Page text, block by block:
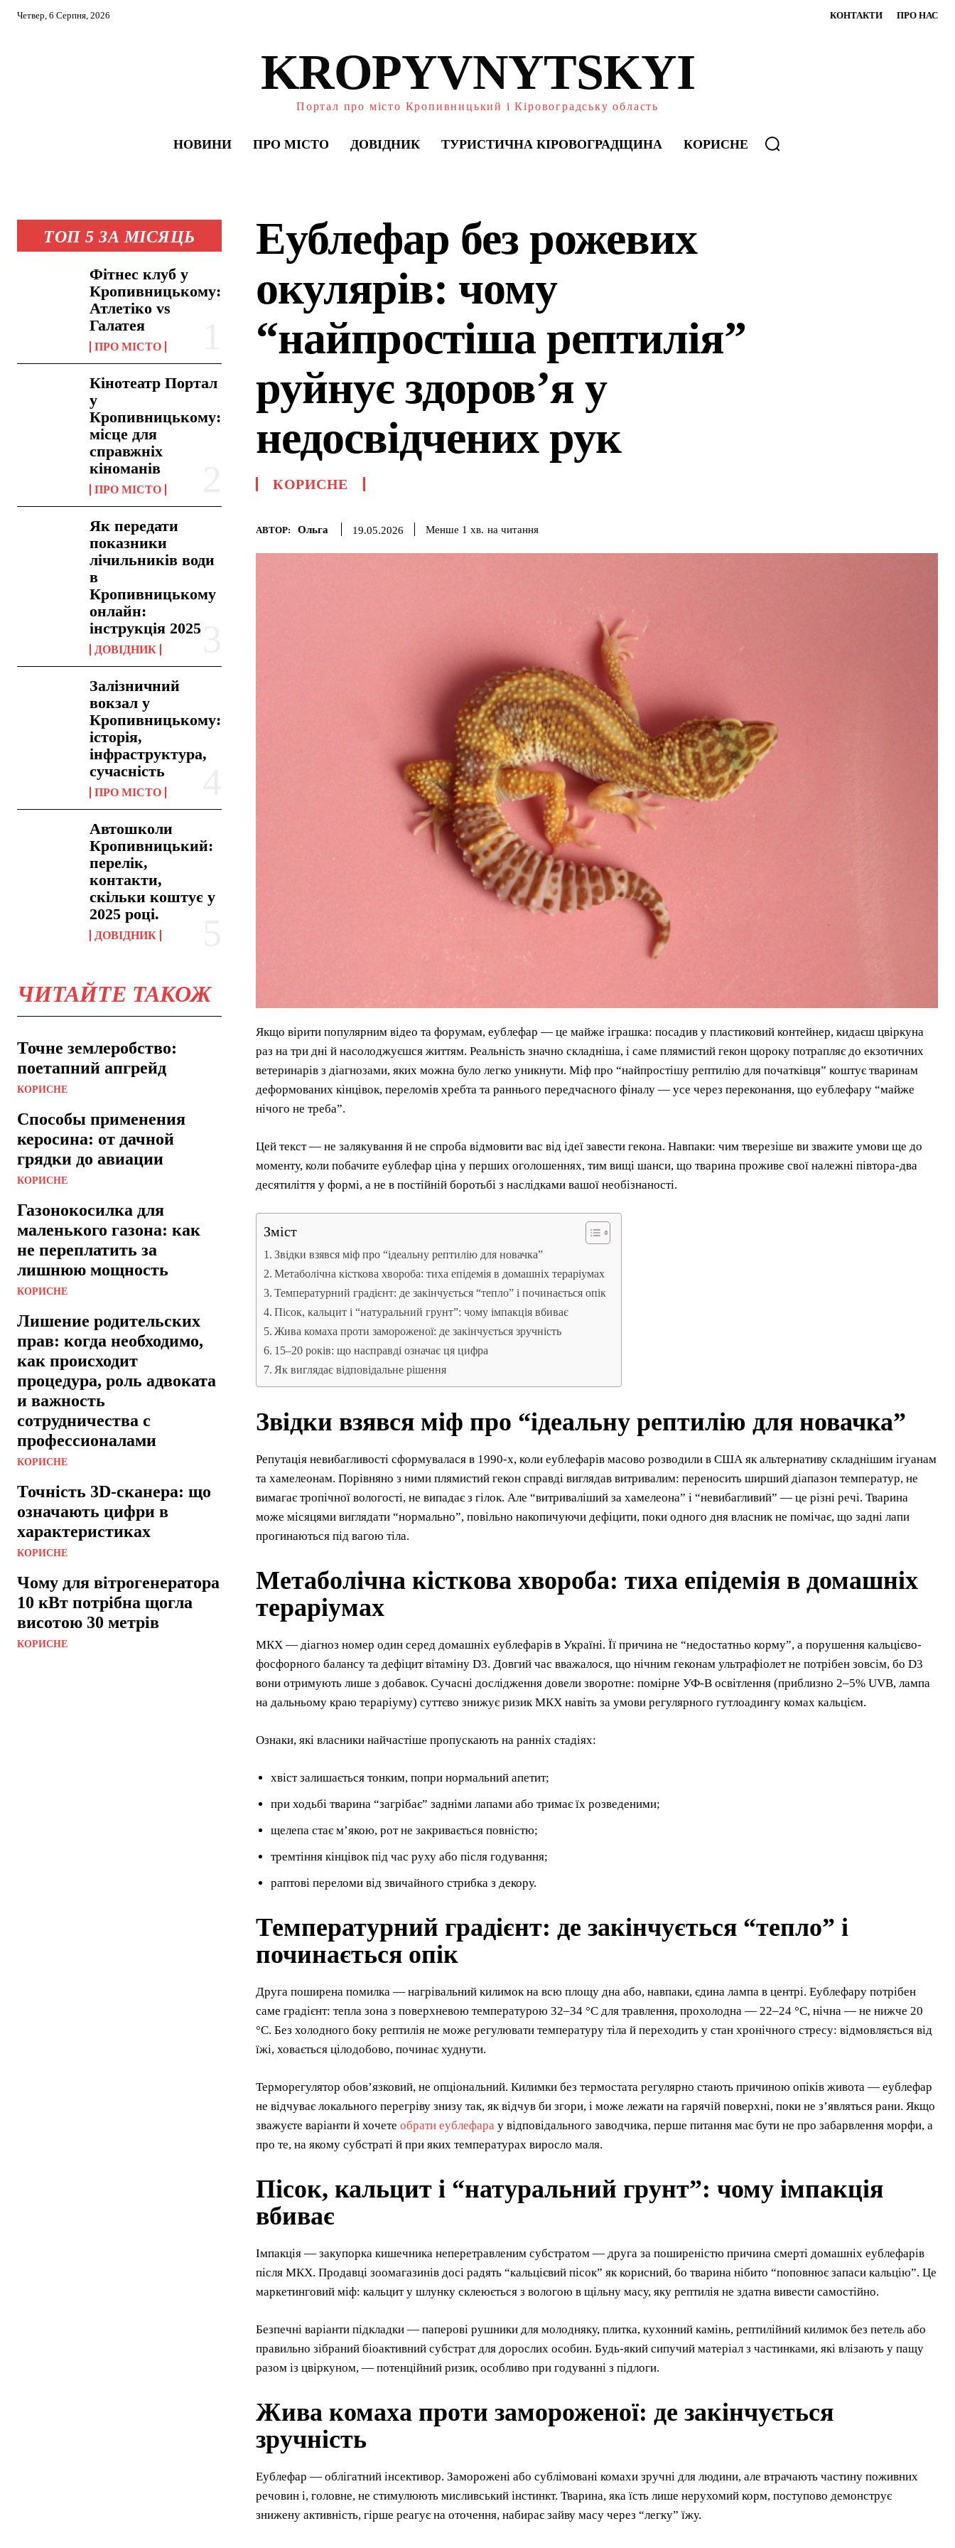
Четвер, 6 Серпня, 2026 КОНТАКТИ ПРО НАС
KROPYVNYTSKYI
Портал про місто Кропивницький і Кіровоградську область
НОВИНИ ПРО МІСТО ДОВІДНИК ТУРИСТИЧНА КІРОВОГРАДЩИНА КОРИСНЕ
ТОП 5 ЗА МІСЯЦЬ
Фітнес клуб у
Кропивницькому:
Атлетіко vs
Галатея
ПРО МІСТО
Кінотеатр Портал
у
Кропивницькому:
місце для
справжніх
кіноманів
ПРО МІСТО
Як передати
показники
лічильників води
в
Кропивницькому
онлайн:
інструкція 2025
ДОВІДНИК
Залізничний
вокзал у
Кропивницькому:
історія,
інфраструктура,
сучасність
ПРО МІСТО
Автошколи
Кропивницький:
перелік,
контакти,
скільки коштує у
2025 році.
ДОВІДНИК
ЧИТАЙТЕ ТАКОЖ
Точне землеробство:
поетапний апгрейд
КОРИСНЕ
Способы применения
керосина: от дачной
грядки до авиации
КОРИСНЕ
Газонокосилка для
маленького газона: как
не переплатить за
лишнюю мощность
КОРИСНЕ
Лишение родительских
прав: когда необходимо,
как происходит
процедура, роль адвоката
и важность
сотрудничества с
профессионалами
КОРИСНЕ
Точність 3D-сканера: що
означають цифри в
характеристиках
КОРИСНЕ
Чому для вітрогенератора
10 кВт потрібна щогла
висотою 30 метрів
КОРИСНЕ
Еублефар без рожевих
окулярів: чому
“найпростіша рептилія”
руйнує здоров’я у
недосвідчених рук
КОРИСНЕ
АВТОР: Ольга 19.05.2026 Менше 1 хв. на читання
Якщо вірити популярним відео та форумам, еублефар — це майже іграшка: посадив у пластиковий контейнер, кидаєш цвіркуна
раз на три дні й насолоджуєшся життям. Реальність значно складніша, і саме плямистий гекон щороку потрапляє до екзотичних
ветеринарів з діагнозами, яких можна було легко уникнути. Міф про “найпростішу рептилію для початківця” коштує тваринам
деформованих кінцівок, переломів хребта та раннього передчасного фіналу — усе через переконання, що еублефару “майже
нічого не треба”.
Цей текст — не залякування й не спроба відмовити вас від ідеї завести гекона. Навпаки: чим тверезіше ви зважите умови ще до
моменту, коли побачите еублефар ціна у перших оголошеннях, тим вищі шанси, що тварина проживе свої належні півтора-два
десятиліття у формі, а не в постійній боротьбі з наслідками вашої необізнаності.
Зміст
Звідки взявся міф про “ідеальну рептилію для новачка”
Метаболічна кісткова хвороба: тиха епідемія в домашніх тераріумах
Температурний градієнт: де закінчується “тепло” і починається опік
Пісок, кальцит і “натуральний грунт”: чому імпакція вбиває
Жива комаха проти замороженої: де закінчується зручність
15–20 років: що насправді означає ця цифра
Як виглядає відповідальне рішення
Звідки взявся міф про “ідеальну рептилію для новачка”
Репутація невибагливості сформувалася в 1990-х, коли еублефарів масово розводили в США як альтернативу складнішим ігуанам
та хамелеонам. Порівняно з ними плямистий гекон справді виглядав витривалим: переносить ширший діапазон температур, не
вимагає тропічної вологості, не випадає з гілок. Але “витриваліший за хамелеона” і “невибагливий” — це різні речі. Тварина
може місяцями виглядати “нормально”, повільно накопичуючи дефіцити, поки одного дня власник не помічає, що задні лапи
прогинаються під вагою тіла.
Метаболічна кісткова хвороба: тиха епідемія в домашніх
тераріумах
МКХ — діагноз номер один серед домашніх еублефарів в Україні. Її причина не “недостатньо корму”, а порушення кальцієво-
фосфорного балансу та дефіцит вітаміну D3. Довгий час вважалося, що нічним геконам ультрафіолет не потрібен зовсім, бо D3
вони отримують лише з добавок. Сучасні дослідження довели зворотне: помірне УФ-В освітлення (приблизно 2–5% UVB, лампа
на дальньому краю тераріуму) суттєво знижує ризик МКХ навіть за умови регулярного гутлоадингу комах кальцієм.
Ознаки, які власники найчастіше пропускають на ранніх стадіях:
хвіст залишається тонким, попри нормальний апетит;
при ходьбі тварина “загрібає” задніми лапами або тримає їх розведеними;
щелепа стає м’якою, рот не закривається повністю;
тремтіння кінцівок під час руху або після годування;
раптові переломи від звичайного стрибка з декору.
Температурний градієнт: де закінчується “тепло” і
починається опік
Друга поширена помилка — нагрівальний килимок на всю площу дна або, навпаки, єдина лампа в центрі. Еублефару потрібен
саме градієнт: тепла зона з поверхневою температурою 32–34 °C для травлення, прохолодна — 22–24 °C, нічна — не нижче 20
°C. Без холодного боку рептилія не може регулювати температуру тіла й переходить у стан хронічного стресу: відмовляється від
їжі, ховається цілодобово, починає худнути.
Терморегулятор обов’язковий, не опціональний. Килимки без термостата регулярно стають причиною опіків живота — еублефар
не відчуває локального перегріву знизу так, як відчув би згори, і може лежати на гарячій поверхні, поки не з’являться рани. Якщо
зважуєте варіанти й хочете обрати еублефара у відповідального заводчика, перше питання має бути не про забарвлення морфи, а
про те, на якому субстраті й при яких температурах виросло маля.
Пісок, кальцит і “натуральний грунт”: чому імпакція
вбиває
Імпакція — закупорка кишечника неперетравленим субстратом — друга за поширеністю причина смерті домашніх еублефарів
після МКХ. Продавці зоомагазинів досі радять “кальцієвий пісок” як корисний, бо тварина нібито “поповнює запаси кальцію”. Це
маркетинговий міф: кальцит у шлунку склеюється з вологою в щільну масу, яку рептилія не здатна вивести самостійно.
Безпечні варіанти підкладки — паперові рушники для молодняку, плитка, кухонний камінь, рептилійний килимок без петель або
правильно зібраний біоактивний субстрат для дорослих особин. Будь-який сипучий матеріал з частинками, які влізають у пащу
разом із цвіркуном, — потенційний ризик, особливо при годуванні з підлоги.
Жива комаха проти замороженої: де закінчується
зручність
Еублефар — облігатний інсективор. Заморожені або сублімовані комахи зручні для людини, але втрачають частину поживних
речовин і, головне, не стимулюють мисливський інстинкт. Тварина, яка їсть лише нерухомий корм, поступово демонструє
знижену активність, гірше реагує на оточення, набирає зайву масу через “легку” їжу.